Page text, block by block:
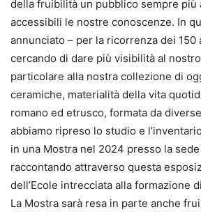
della fruibilità un pubblico sempre più
accessibili le nostre conoscenze. In
annunciato – per la ricorrenza dei 150
cercando di dare più visibilità al
particolare alla nostra collezione di
ceramiche, materialità della vita
romano ed etrusco, formata da
abbiamo ripreso lo studio e
in una Mostra nel 2024 presso la
raccontando attraverso questa
dell’Ecole intrecciata alla formazione
La Mostra sarà resa in parte anche